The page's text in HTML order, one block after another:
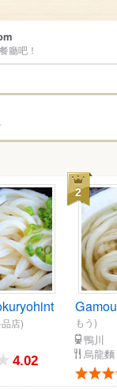
廳吧！
店)
4.02
2
Gamou
もう)
鴨川
烏龍麵